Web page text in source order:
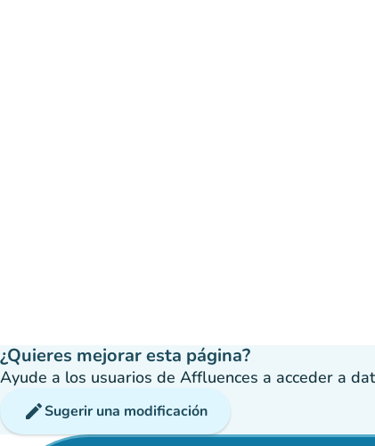
¿Quieres mejorar esta página?
Ayude a los usuarios de Affluences a acceder a
editSugerir una modificación